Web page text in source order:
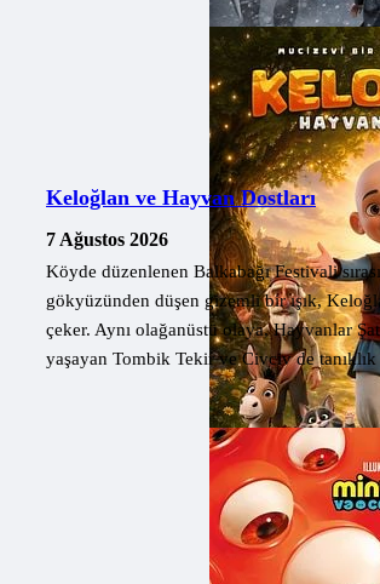
Keloğlan ve Hayvan Dostları
7 Ağustos 2026
Köyde düzenlenen Balkabağı Festivali
gökyüzünden düşen gizemli bir ışık,
çeker. Aynı olağanüstü olaya, Hayvanlar
yaşayan Tombik Tekir ve Civciv de tanıklık